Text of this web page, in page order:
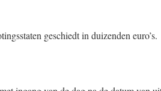
geschiedt in duizenden euro’s.